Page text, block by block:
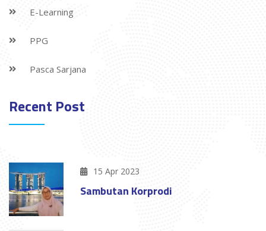
E-Learning
PPG
Pasca Sarjana
Recent Post
15 Apr 2023
Sambutan Korprodi